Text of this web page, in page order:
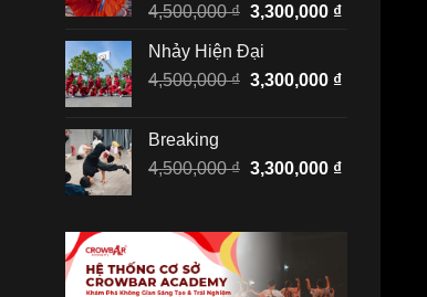
4,500,000₫ Giá
là:
4,500,000 ₫.
3,300,000 ₫Giá
là:
Nhảy Hiện Đại
4,500,000₫ Giá
3,300,000 ₫Giá
3,300,000
Breaking
4,500,000₫ Giá
4,500,000 ₫.
3,300,000 ₫Giá